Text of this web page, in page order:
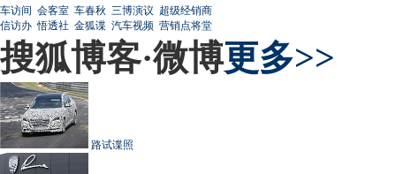
车访间 会客室 车春秋 三博演议 超级经销商
信访办 悟透社 金狐谍 汽车视频 营销点将堂
搜狐博客·微博更多>>
路试谍照